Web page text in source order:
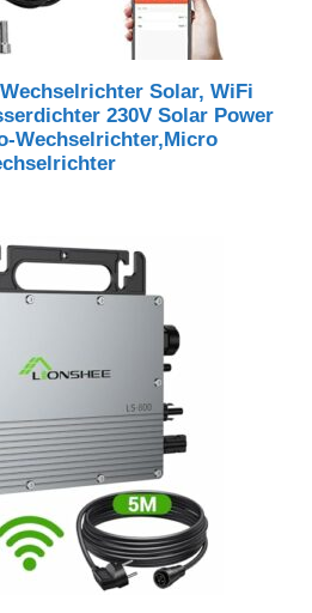
Solar, WiFi
230V Solar Power
Wechselrichter,Micro